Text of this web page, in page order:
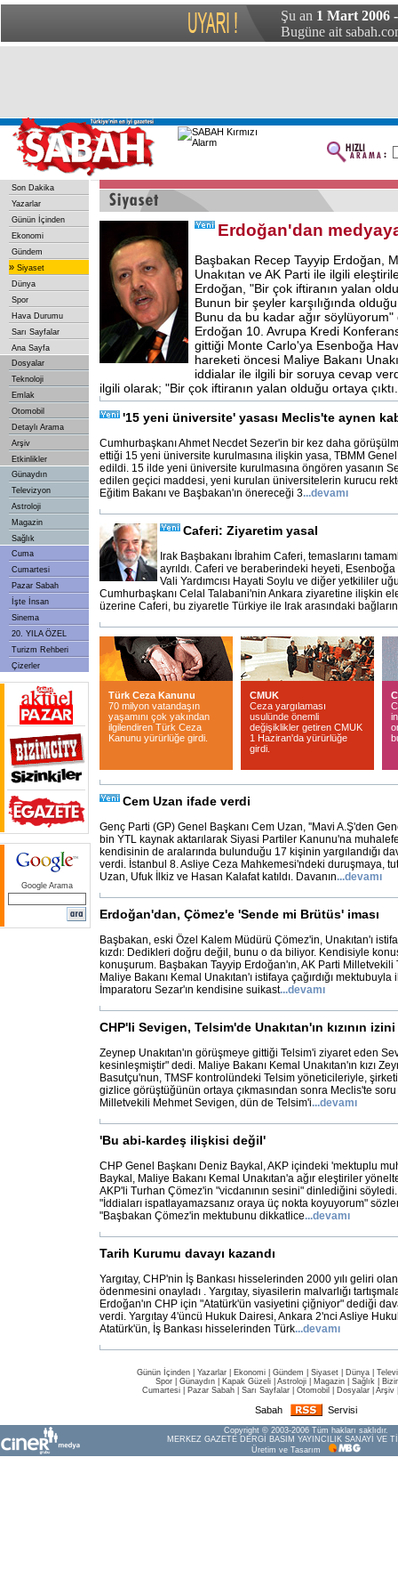
Şu an 1 Mart 2006
Bugüne ait
Son Dakika
Yazarlar
Günün İçinden
Ekonomi
Gündem
» Siyaset
Dünya
Spor
Hava Durumu
Sarı Sayfalar
Ana Sayfa
Dosyalar
Teknoloji
Emlak
Otomobil
Detaylı Arama
Arşiv
Etkinlikler
Günaydın
Televizyon
Astroloji
Magazin
Sağlık
Cuma
Cumartesi
Pazar Sabah
İşte İnsan
Sinema
20. YILA ÖZEL
Turizm Rehberi
Çizerler
Google Arama
Erdoğan'dan
Başbakan Recep Tayyip Erdoğan,
Unakıtan ve AK Parti ile ilgili
Erdoğan, "Bir çok iftiranın yalan
Bunun bir şeyler karşılığında
Bunu da bu kadar ağır
Erdoğan 10. Avrupa Kredi
gittiği Monte Carlo'ya Esenboğa
hareketi öncesi Maliye Bakanı
iddialar ile ilgili bir soruya cevap
ilgili olarak; "Bir çok iftiranın yalan olduğu ortaya çıktı.
'15 yeni üniversite' yasası Meclis'te aynen
Cumhurbaşkanı Ahmet Necdet Sezer'in bir kez daha
ettiği 15 yeni üniversite kurulmasına ilişkin yasa, TBMM
edildi. 15 ilde yeni üniversite kurulmasına öngören yasanın
edilen geçici maddesi, yeni kurulan üniversitelerin kurucu
Eğitim Bakanı ve Başbakan'ın önereceği 3...devamı
Caferi: Ziyaretim yasal
Irak Başbakanı İbrahim Caferi, temaslarını
ayrıldı. Caferi ve beraberindeki heyeti,
Vali Yardımcısı Hayati Soylu ve diğer yetkililer
Cumhurbaşkanı Celal Talabani'nin Ankara ziyaretine ilişkin
üzerine Caferi, bu ziyaretle Türkiye ile Irak arasındaki
Türk Ceza Kanunu
70 milyon vatandaşın
yaşamını çok yakından
ilgilendiren Türk Ceza
Kanunu yürürlüğe girdi.
CMUK
Ceza yargılaması
usulünde önemli
değişiklikler getiren CMUK
1 Haziran'da yürürlüğe
girdi.
Cem Uzan ifade verdi
Genç Parti (GP) Genel Başkanı Cem Uzan, ''Mavi A.Ş'den
bin YTL kaynak aktarılarak Siyasi Partiler Kanunu'na
kendisinin de aralarında bulunduğu 17 kişinin yargılandığı
verdi. İstanbul 8. Asliye Ceza Mahkemesi'ndeki duruşmaya,
Uzan, Ufuk İlkiz ve Hasan Kalafat katıldı. Davanın...devamı
Erdoğan'dan, Çömez'e 'Sende mi Brütüs' iması
Başbakan, eski Özel Kalem Müdürü Çömez'in, Unakıtan'ı
kızdı: Dedikleri doğru değil, bunu o da biliyor. Kendisiyle
konuşurum. Başbakan Tayyip Erdoğan'ın, AK Parti
Maliye Bakanı Kemal Unakıtan'ı istifaya çağırdığı
İmparatoru Sezar'ın kendisine suikast...devamı
CHP'li Sevigen, Telsim'de Unakıtan'ın kızının
Zeynep Unakıtan'ın görüşmeye gittiği Telsim'i ziyaret eden
kesinleşmiştir" dedi. Maliye Bakanı Kemal Unakıtan'ın kızı
Basutçu'nun, TMSF kontrolündeki Telsim yöneticileriyle,
gizlice görüştüğünün ortaya çıkmasından sonra Meclis'te
Milletvekili Mehmet Sevigen, dün de Telsim'i...devamı
'Bu abi-kardeş ilişkisi değil'
CHP Genel Başkanı Deniz Baykal, AKP içindeki 'mektuplu
Baykal, Maliye Bakanı Kemal Unakıtan'a ağır eleştiriler
AKP'li Turhan Çömez'in "vicdanının sesini" dinlediğini
"İddiaları ispatlayamazsanız oraya üç nokta koyuyorum"
"Başbakan Çömez'in mektubunu dikkatlice...devamı
Tarih Kurumu davayı kazandı
Yargıtay, CHP'nin İş Bankası hisselerinden 2000 yılı geliri
ödenmesini onayladı . Yargıtay, siyasilerin malvarlığı
Erdoğan'ın CHP için "Atatürk'ün vasiyetini çiğniyor" dediği
verdi. Yargıtay 4'üncü Hukuk Dairesi, Ankara 2'nci Asliye
Atatürk'ün, İş Bankası hisselerinden Türk...devamı
Günün İçinden Yazarlar Ekonomi Gündem Siyaset Dünya |
Spor
Günaydın Kapak Güzeli Astroloji Magazin Sağlık
Cumartesi
Pazar Sabah Sarı Sayfalar Otomobil Dosyalar Arşiv
Sabah Servisi
Copyright © 2003-2006 Tüm hakları saklıdır.
MERKEZ GAZETE DERGİ BASIM YAYINCILIK SANAYİ VE
Üretim ve Tasarım